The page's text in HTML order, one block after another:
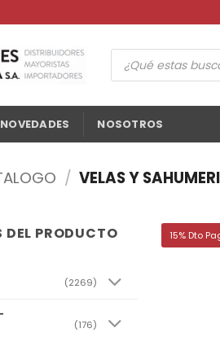
Búsqueda
productos
NOVEDADES NOSOTROS
/ VELAS Y
PRODUCTO
(2269)
(176)
15% Dto